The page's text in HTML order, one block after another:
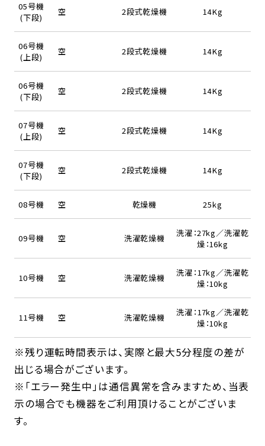
05号機
(下段)
空 2段式乾燥機 14Kg
06号機
(上段)
空 2段式乾燥機 14Kg
06号機
(下段)
空 2段式乾燥機 14Kg
07号機
(上段)
空 2段式乾燥機 14Kg
07号機
(下段)
空 2段式乾燥機 14Kg
08号機 空 乾燥機 25kg
09号機 空 洗濯乾燥機
洗濯：27kg／洗濯乾
燥：16kg
10号機 空 洗濯乾燥機
洗濯：17kg／洗濯乾
燥：10kg
11号機 空 洗濯乾燥機
洗濯：17kg／洗濯乾
燥：10kg
※残り運転時間表示は、実際と最大5分程度の差が
出じる場合がございます。
※「エラー発生中」は通信異常を含みますため、当表
示の場合でも機器をご利用頂けることがございま
す。